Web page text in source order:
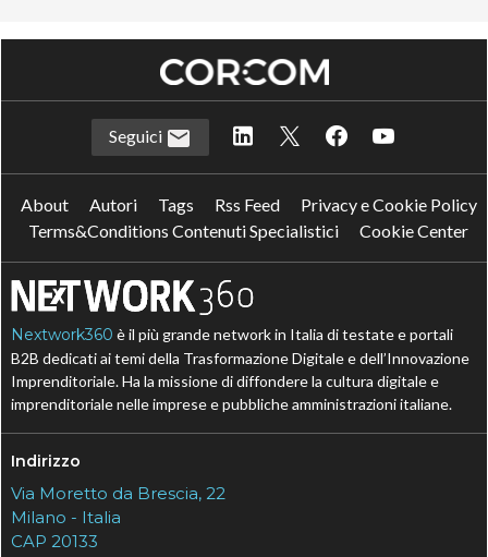
Seguici
About Autori Tags Rss Feed
Privacy e Cookie Policy
Terms&Conditions Contenuti Specialistici
Cookie Center
Nextwork360 è il più grande network in Italia di testate e portali
B2B dedicati ai temi della Trasformazione Digitale e dell’Innovazione
Imprenditoriale. Ha la missione di diffondere la cultura digitale e
imprenditoriale nelle imprese e pubbliche amministrazioni italiane.
Indirizzo
Via Moretto da Brescia, 22
Milano - Italia
CAP 20133